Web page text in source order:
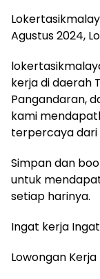
Agustus 2024,
kerja di daerah
Pangandaran,
kami
terpercaya dari
Simpan dan
untuk
setiap harinya.
Ingat kerja
Lowongan Kerja